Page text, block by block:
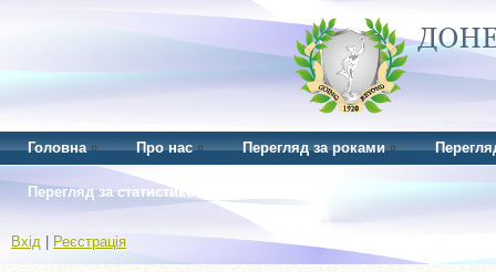
Головна Про нас Перегляд за роками
Перегляд за статистикою
Вхід Реєстрація